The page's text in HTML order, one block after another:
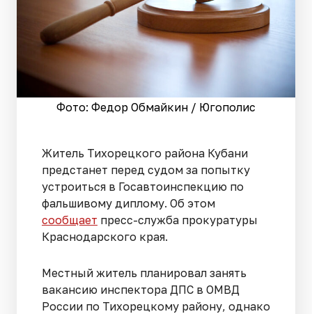
Фото: Федор Обмайкин / Югополис
Житель Тихорецкого района Кубани
предстанет перед судом за попытку
устроиться в Госавтоинспекцию по
фальшивому диплому. Об этом
сообщает пресс-служба прокуратуры
Краснодарского края.
Местный житель планировал занять
вакансию инспектора ДПС в ОМВД
России по Тихорецкому району, однако